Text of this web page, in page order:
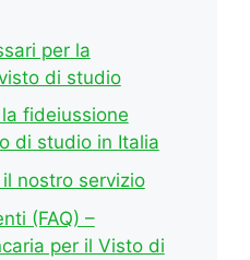
per la
di studio
fideiussione
di studio in Italia
nostro servizio
(FAQ) –
per il Visto di